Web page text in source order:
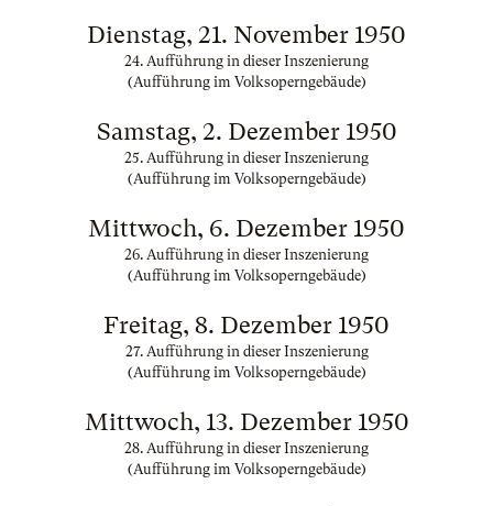
Dienstag, 21. November 1950
24. Aufführung in dieser Inszenierung
(Aufführung im Volksoperngebäude)
Samstag, 2. Dezember 1950
25. Aufführung in dieser Inszenierung
(Aufführung im Volksoperngebäude)
Mittwoch, 6. Dezember 1950
26. Aufführung in dieser Inszenierung
(Aufführung im Volksoperngebäude)
Freitag, 8. Dezember 1950
27. Aufführung in dieser Inszenierung
(Aufführung im Volksoperngebäude)
Mittwoch, 13. Dezember 1950
28. Aufführung in dieser Inszenierung
(Aufführung im Volksoperngebäude)